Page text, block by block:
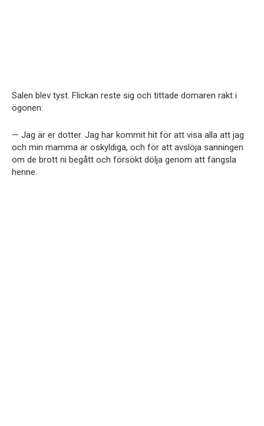
Salen blev tyst. Flickan reste sig och tittade domaren rakt i
ögonen:
— Jag är er dotter. Jag har kommit hit för att visa alla att jag
och min mamma är oskyldiga, och för att avslöja sanningen
om de brott ni begått och försökt dölja genom att fängsla
henne.